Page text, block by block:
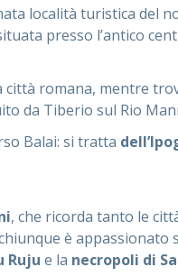
località turistica del
presso l’antico
città romana, mentre
da Tiberio sul Rio
Balai: si tratta
, che ricorda tanto le
è
Ruju e la necropoli di